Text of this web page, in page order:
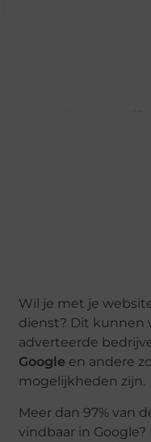
Wil je met je
dienst? Dit kunnen
adverteerde
Google en andere
mogelijkheden zijn.
Meer dan 97% van
vindbaar in Google?